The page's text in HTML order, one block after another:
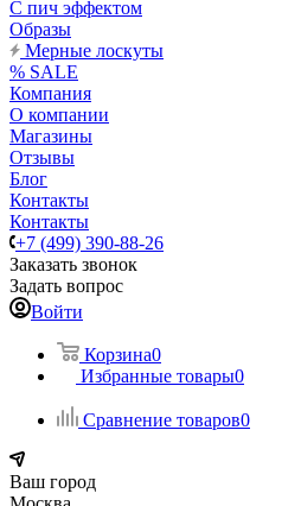
С пич эффектом
Образы
Мерные лоскуты
% SALE
Компания
О компании
Магазины
Отзывы
Блог
Контакты
Контакты
+7 (499) 390-88-26
Заказать звонок
Задать вопрос
Войти
Корзина0
Избранные товары0
Сравнение товаров0
Ваш город